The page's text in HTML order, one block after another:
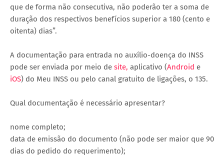
que de forma não consecutiva, não poderão ter a soma de
duração dos respectivos benefícios superior a 180 (cento e
oitenta) dias”.
A documentação para entrada no auxílio-doença do INSS
pode ser enviada por meio de site, aplicativo (Android e
iOS) do Meu INSS ou pelo canal gratuito de ligações, o 135.
Qual documentação é necessário apresentar?
nome completo;
data de emissão do documento (não pode ser maior que 90
dias do pedido do requerimento);